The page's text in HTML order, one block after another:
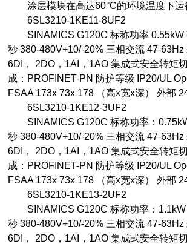
涂层模块在高达60°C的环境温度下运
6SL3210-1KE11-8UF2
SINAMICS G120C 标称功率 0.55kW
秒 380-480V+10/-20% 三相交流 47-63Hz
6DI， 2DO，1AI，1AO 集成式安全转矩
成：PROFINET-PN 防护等级 IP20/UL
FSAA 173x 73x 178 （高x宽x深） 外部
6SL3210-1KE12-3UF2
SINAMICS G120C 标称功率：
秒 380-480V+10/-20% 三相交流 47-63Hz
6DI， 2DO，1AI，1AO 集成式安全转矩
成：PROFINET-PN 防护等级 IP20/UL
FSAA 173x 73x 178 （高x宽x深） 外部
6SL3210-1KE13-2UF2
SINAMICS G120C 标称功率：1.1kW
秒 380-480V+10/-20% 三相交流 47-63Hz
6DI， 2DO，1AI，1AO 集成式安全转矩